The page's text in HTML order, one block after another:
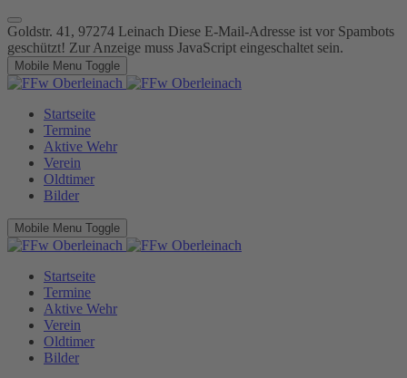
Goldstr. 41, 97274 Leinach Diese E-Mail-Adresse ist vor Spambots
geschützt! Zur Anzeige muss JavaScript eingeschaltet sein.
Mobile Menu Toggle
Startseite
Termine
Aktive Wehr
Verein
Oldtimer
Bilder
Mobile Menu Toggle
Startseite
Termine
Aktive Wehr
Verein
Oldtimer
Bilder